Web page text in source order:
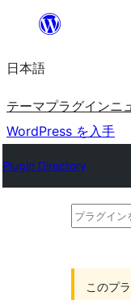
を
ッ
プ
日本語
テーマプラグインニ
WordPress を入手
Plugin Directory
プ
このプ